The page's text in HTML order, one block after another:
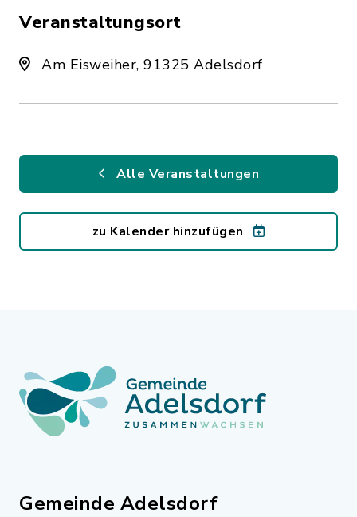
Veranstaltungsort
Am Eisweiher, 91325 Adelsdorf
Alle Veranstaltungen
zu Kalender hinzufügen
Gemeinde Adelsdorf